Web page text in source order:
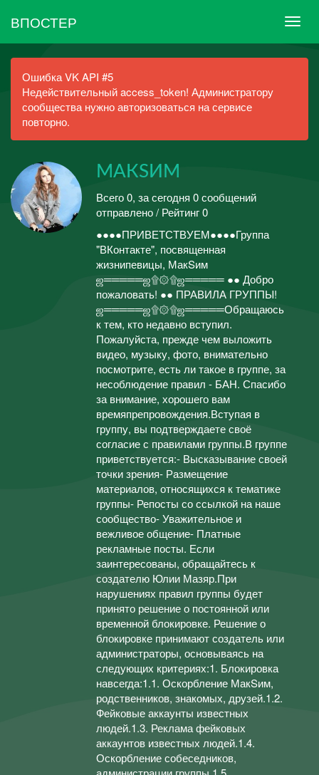
ВПОСТЕР
Ошибка VK API #5
Недействительный access_token! Администратору
сообщества нужно авторизоваться на сервисе
повторно.
МАКSИМ
Всего 0, за сегодня 0 сообщений
отправлено / Рейтинг 0
●●●●ПРИВЕТСТВУЕМ●●●●Группа
"ВКонтакте", посвященная
жизнипевицы, МакSим
ஜ═════ஜ۩۞۩ஜ═════ ●● Добро
пожаловать! ●● ПРАВИЛА ГРУППЫ!
ஜ═════ஜ۩۞۩ஜ═════Обращаюсь
к тем, кто недавно вступил.
Пожалуйста, прежде чем выложить
видео, музыку, фото, внимательно
посмотрите, есть ли такое в группе, за
несоблюдение правил - БАН. Спасибо
за внимание, хорошего вам
времяпрепровождения.Вступая в
группу, вы подтверждаете своё
согласие с правилами группы.В группе
приветствуется:- Высказывание своей
точки зрения- Размещение
материалов, относящихся к тематике
группы- Репосты со ссылкой на наше
сообщество- Уважительное и
вежливое общение- Платные
рекламные посты. Если
заинтересованы, обращайтесь к
создателю Юлии Мазяр.При
нарушениях правил группы будет
принято решение о постоянной или
временной блокировке. Решение о
блокировке принимают создатель или
администраторы, основываясь на
следующих критериях:1. Блокировка
навсегда:1.1. Оскорбление МакSим,
родственников, знакомых, друзей.1.2.
Фейковые аккаунты известных
людей.1.3. Реклама фейковых
аккаунтов известных людей.1.4.
Оскорбление собеседников,